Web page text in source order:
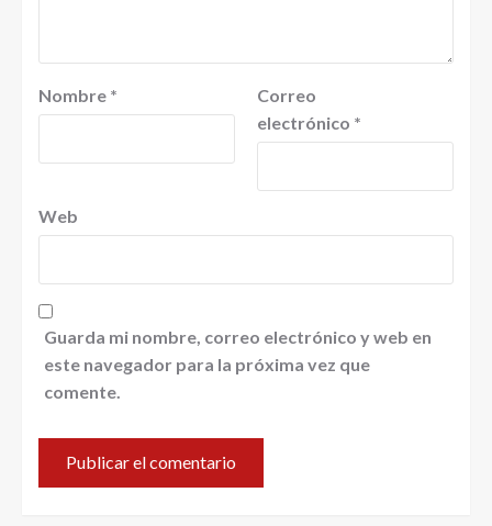
Nombre *
Correo
electrónico *
Web
Guarda mi nombre, correo electrónico y web en
este navegador para la próxima vez que
comente.